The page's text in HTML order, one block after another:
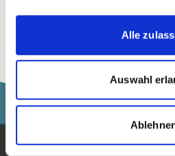
Alle
Auswahl